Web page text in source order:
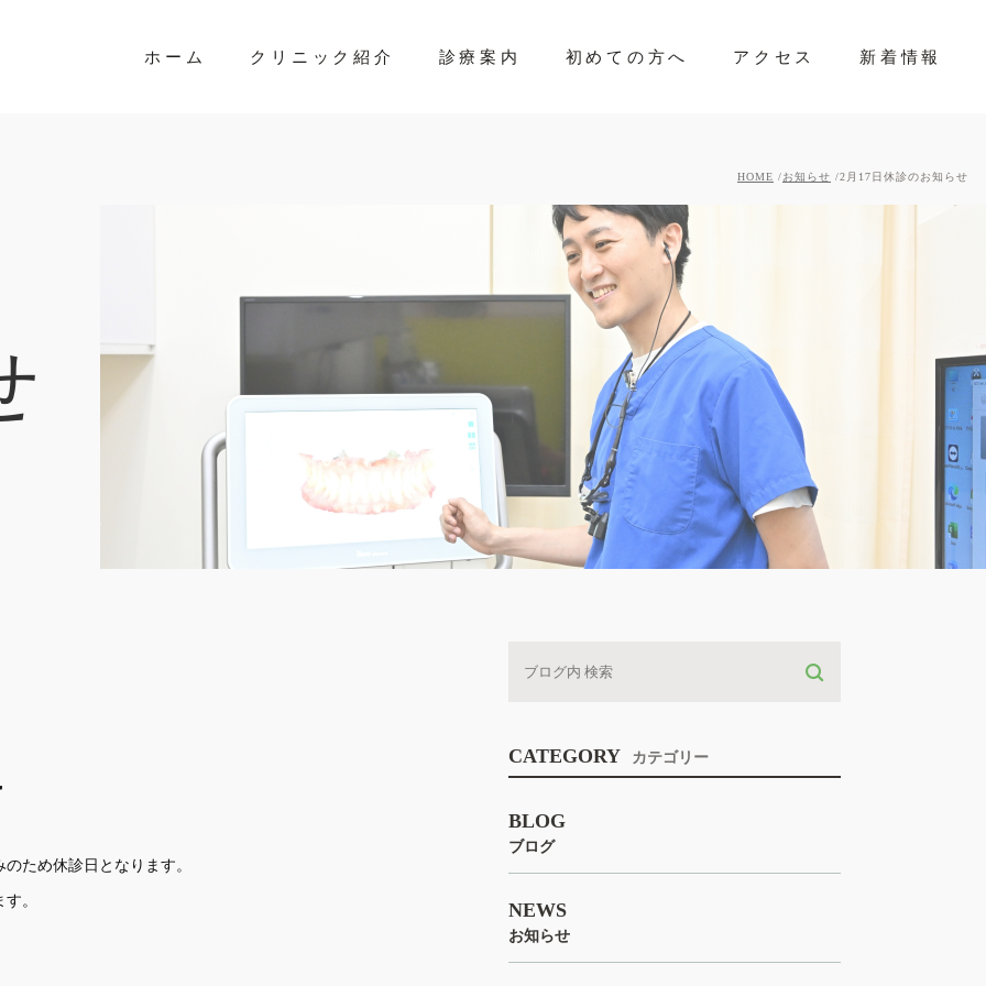
ホーム クリニック紹介 診療案内 初めての方へ アクセス 新着情報
HOME お知らせ 2月17日休診のお知らせ
ため休診日となります。
。
CATEGORY カテゴリー
BLOG
ブログ
NEWS
お知らせ